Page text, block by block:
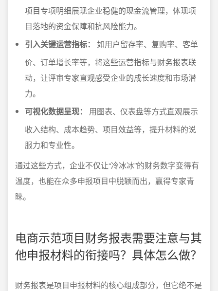
项目专项明细展现企业稳健的现金流管理，体现项
目落地的资金保障和抗风险能力。
引入关键运营指标：
如用户留存率、复购率、客单
价、订单增长率等，将这些运营指标与财务报表联
动，让评审专家直观感受企业的成长速度和市场潜
力。
可视化数据呈现：
用图表、仪表盘等方式直观展示
收入结构、成本趋势、项目效益等，提升材料的说
服力和专业性。
通过这些方式，企业不仅让“冷冰冰”的财务数字变得有
温度，也能在众多申报项目中脱颖而出，赢得专家青
睐。
电商示范项目财务报表需要注意与其
他申报材料的衔接吗？具体怎么做？
财务报表是项目申报材料的核心组成部分，但它绝不是